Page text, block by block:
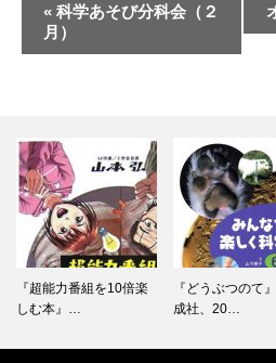
ン
ゲ
ー
シ
ョ
ン
« 科学あそび分科会（２
月）
『超能力番組を10倍楽
しむ本』…
『どうぶつのて
成社、20…